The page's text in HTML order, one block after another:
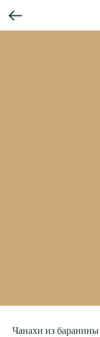
Чанахи из баранины